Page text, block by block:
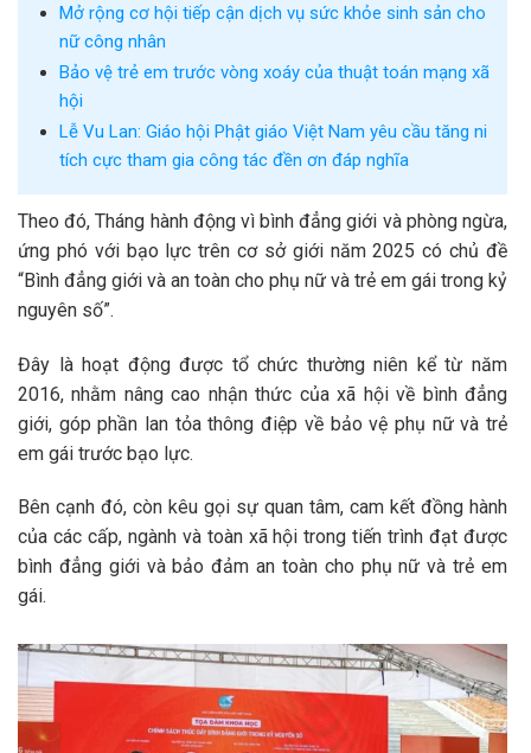
Mở rộng cơ hội tiếp cận dịch vụ sức khỏe sinh sản cho
nữ công nhân
Bảo vệ trẻ em trước vòng xoáy của thuật toán mạng xã
hội
Lễ Vu Lan: Giáo hội Phật giáo Việt Nam yêu cầu tăng ni
tích cực tham gia công tác đền ơn đáp nghĩa
Theo đó, Tháng hành động vì bình đẳng giới và phòng ngừa,
ứng phó với bạo lực trên cơ sở giới năm 2025 có chủ đề
“Bình đẳng giới và an toàn cho phụ nữ và trẻ em gái trong kỷ
nguyên số”.
Đây là hoạt động được tổ chức thường niên kể từ năm
2016, nhằm nâng cao nhận thức của xã hội về bình đẳng
giới, góp phần lan tỏa thông điệp về bảo vệ phụ nữ và trẻ
em gái trước bạo lực.
Bên cạnh đó, còn kêu gọi sự quan tâm, cam kết đồng hành
của các cấp, ngành và toàn xã hội trong tiến trình đạt được
bình đẳng giới và bảo đảm an toàn cho phụ nữ và trẻ em
gái.